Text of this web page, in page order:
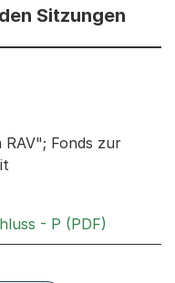
Sitzungen
Informationen
Fonds zur
- P (PDF)